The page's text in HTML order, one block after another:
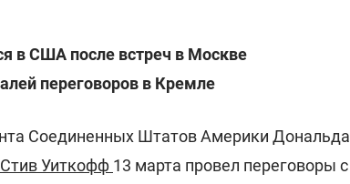
в США после встреч в Москве
переговоров в Кремле
Соединенных Штатов Америки Дональда
Стив Уиткофф 13 марта провел переговоры с